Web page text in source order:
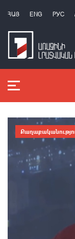
ՀԱՅ ENG РУС